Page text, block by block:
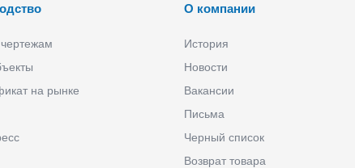
на рынке
О компании
История
Новости
Вакансии
Письма
Черный список
Возврат товара